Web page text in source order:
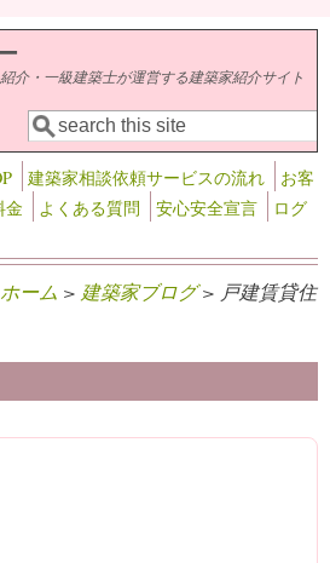
介・一級建築士が運営する建築家紹介サイト
検索フォーム
検索
建築家相談依頼サービスの流れ
お客
金 よくある質問 安心安全宣言
ログ
ーム > 建築家ブログ> 戸建賃貸住